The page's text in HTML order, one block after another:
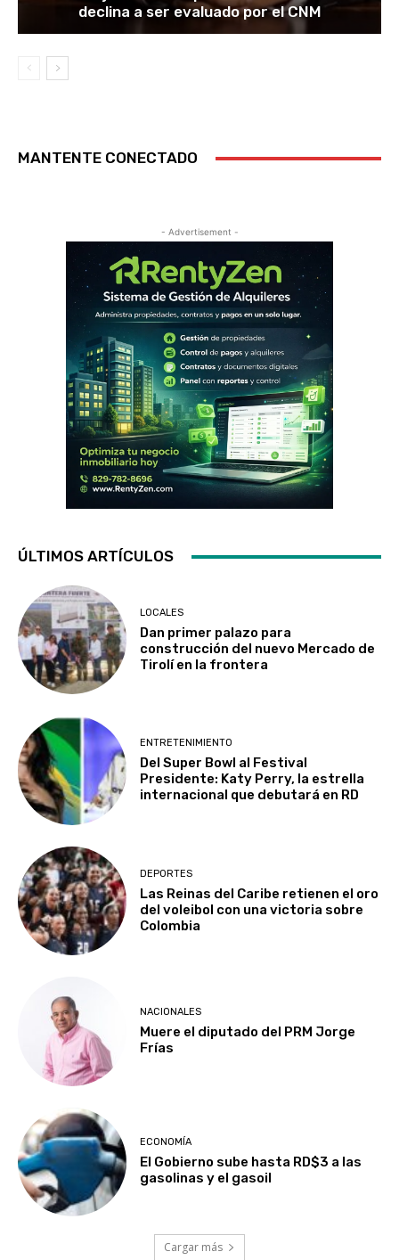
declina a ser evaluado por el CNM
MANTENTE CONECTADO
- Advertisement -
ÚLTIMOS ARTÍCULOS
LOCALES
Dan primer palazo para
construcción del nuevo Mercado de
Tirolí en la frontera
ENTRETENIMIENTO
Del Super Bowl al Festival
Presidente: Katy Perry, la estrella
internacional que debutará en RD
DEPORTES
Las Reinas del Caribe retienen el oro
del voleibol con una victoria sobre
Colombia
NACIONALES
Muere el diputado del PRM Jorge
Frías
ECONOMÍA
El Gobierno sube hasta RD$3 a las
gasolinas y el gasoil
Cargar más